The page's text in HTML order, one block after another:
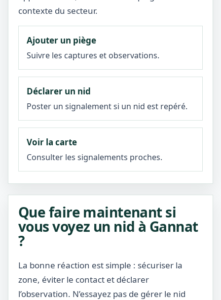
contexte du secteur.
Ajouter un piège
Suivre les captures et observations.
Déclarer un nid
Poster un signalement si un nid est repéré.
Voir la carte
Consulter les signalements proches.
Que faire maintenant si
vous voyez un nid à Gannat
?
La bonne réaction est simple : sécuriser la
zone, éviter le contact et déclarer
l’observation. N’essayez pas de gérer le nid